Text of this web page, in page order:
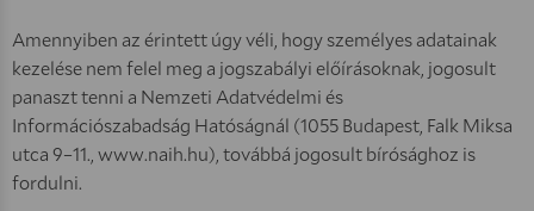
Amennyiben az érintett úgy véli, hogy személyes adatainak
kezelése nem felel meg a jogszabályi előírásoknak, jogosult
panaszt tenni a Nemzeti Adatvédelmi és
Információszabadság Hatóságnál (1055 Budapest, Falk Miksa
utca 9–11., www.naih.hu), továbbá jogosult bírósághoz is
fordulni.